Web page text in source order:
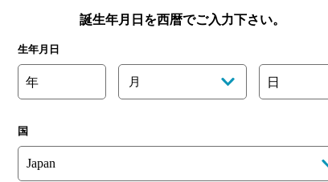
埼玉県のバー検索
誕生年月日を西暦でご入力下さい。
生年月日
年 月 日
国